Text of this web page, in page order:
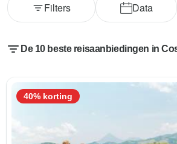
Data
Filters
De 10 beste reisaanbiedingen in
40% korting